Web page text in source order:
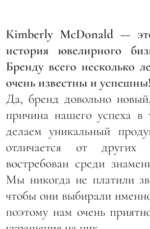
Кimberly McDonald —
история ювелирного
Бренду всего несколько
очень известны и успешны!
Да, бренд довольно
причина нашего успеха
делаем уникальный
отличается от
востребован среди
Мы никогда не платили
чтобы они выбирали
поэтому нам очень